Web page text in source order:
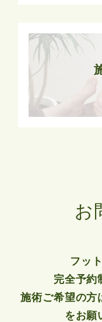
お
フッ
完全予約
施術ご希望の方
をお願